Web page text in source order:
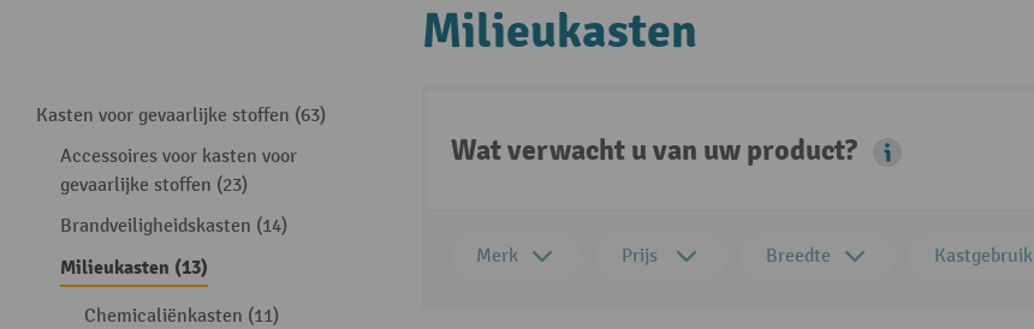
Kasten voor gevaarlijke stoffen (63)
Accessoires voor kasten voor
gevaarlijke stoffen (23)
Brandveiligheidskasten (14)
Milieukasten (13)
Chemicaliënkasten (11)
Milieukasten
Wat verwacht u van uw product?
Merk Prijs Breedte Kastgebruik